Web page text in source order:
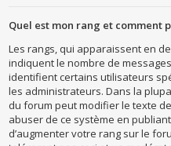
Quel est mon rang et comment
Les rangs, qui apparaissent en
indiquent le nombre de
identifient certains utilisateurs
les administrateurs. Dans la
du forum peut modifier le texte
abuser de ce système en
d’augmenter votre rang sur le